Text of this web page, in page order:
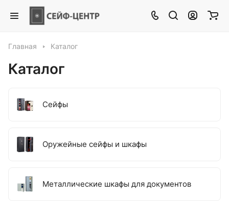
Главная Каталог
Каталог
Сейфы
Оружейные сейфы и шкафы
Металлические шкафы для документов